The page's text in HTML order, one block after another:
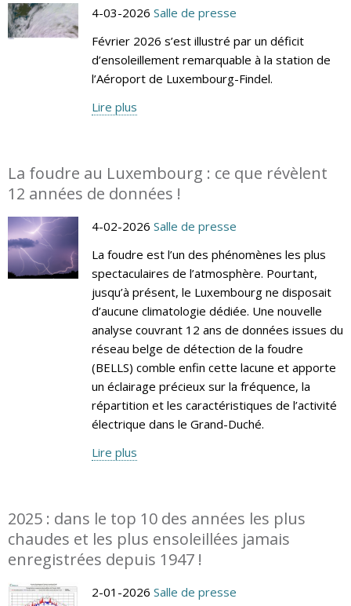
4-03-2026 Salle de presse
Février 2026 s’est illustré par un déficit
d’ensoleillement remarquable à la station de
l’Aéroport de Luxembourg-Findel.
Lire plus
La foudre au Luxembourg : ce que révèlent
12 années de données !
4-02-2026 Salle de presse
La foudre est l’un des phénomènes les plus
spectaculaires de l’atmosphère. Pourtant,
jusqu’à présent, le Luxembourg ne disposait
d’aucune climatologie dédiée. Une nouvelle
analyse couvrant 12 ans de données issues du
réseau belge de détection de la foudre
(BELLS) comble enfin cette lacune et apporte
un éclairage précieux sur la fréquence, la
répartition et les caractéristiques de l’activité
électrique dans le Grand-Duché.
Lire plus
2025 : dans le top 10 des années les plus
chaudes et les plus ensoleillées jamais
enregistrées depuis 1947 !
2-01-2026 Salle de presse